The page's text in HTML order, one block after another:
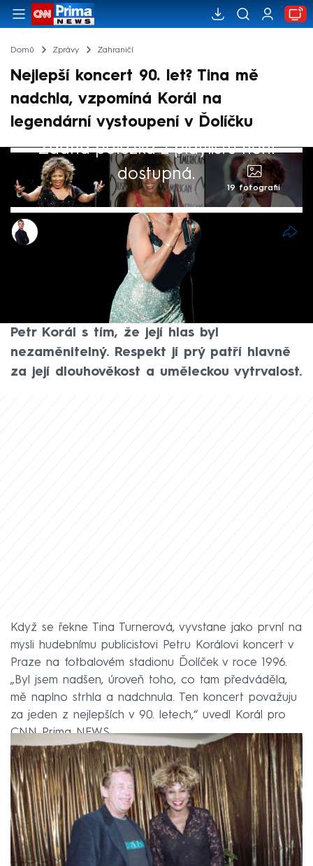
Domů Zprávy Zahraničí
Nejlepší koncert 90. let? Tina mě
nadchla, vzpomíná Korál na
legendární vystoupení v Ďolíčku
Žádná položka z playlistu není
dostupná.
19 fotografií
Václav Černý
24. kvě 2023, 22:04
Koncert Tiny Turnerové v pražském Ďolíčku
byl jeden z nejlepších v 90. letech, uvedl ve
vysílání CNN Prima NEWS hudební publicista
Petr Korál s tím, že její hlas byl
nezaměnitelný. Respekt jí prý patří hlavně
za její dlouhověkost a uměleckou vytrvalost.
Když se řekne Tina Turnerová, vyvstane jako první na
mysli hudebnímu publicistovi Petru Korálovi koncert v
Praze na fotbalovém stadionu Ďolíček v roce 1996.
„Byl jsem nadšen, úroveň toho, co tam předváděla,
mě naplno strhla a nadchnula. Ten koncert považuju
za jeden z nejlepších v 90. letech,“ uvedl Korál pro
CNN Prima NEWS.